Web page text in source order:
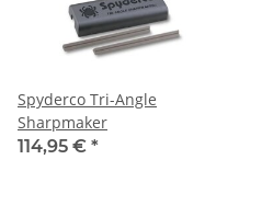
Spyderco Tri-Angle
Sharpmaker
114,95 € *